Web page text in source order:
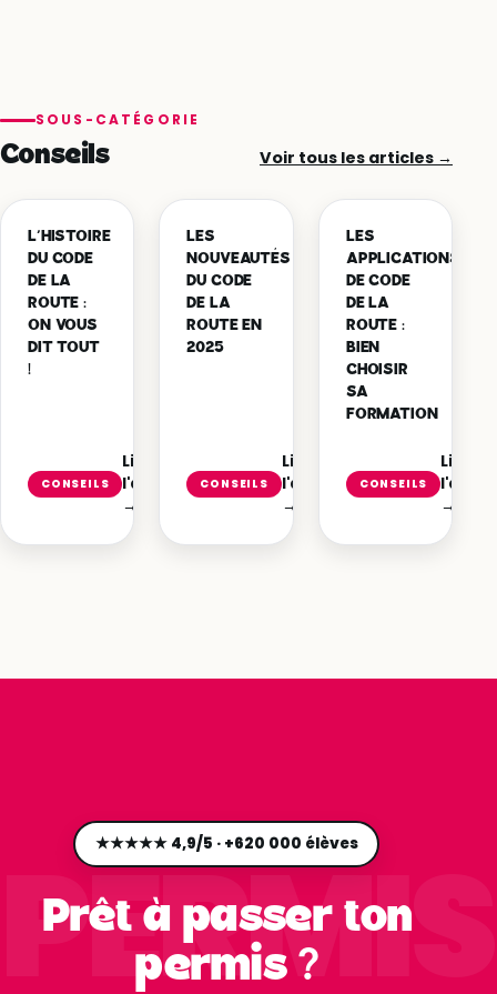
SOUS-CATÉGORIE
Conseils Voir tous les articles →
L’HISTOIRE
DU CODE
DE LA
ROUTE :
ON VOUS
DIT TOUT
!
CONSEILS
Lire
l'article
→
LES
NOUVEAUTÉS
DU CODE
DE LA
ROUTE EN
2025
CONSEILS
Lire
l'article
→
LES
APPLICATIONS
DE CODE
DE LA
ROUTE :
BIEN
CHOISIR
SA
FORMATION
CONSEILS
Lire
→
PERMIS
★★★★★ 4,9/5 · +620 000 élèves
Prêt à passer ton
permis ?